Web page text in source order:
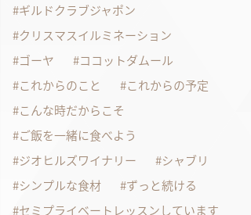
ギルドクラブジャポン
クリスマスイルミネーション
ゴーヤ
ココットダムール
これからのこと
これからの予定
こんな時だからこそ
ご飯を一緒に食べよう
ジオヒルズワイナリー
シャブリ
シンプルな食材
ずっと続ける
セミプライベートレッスンしています